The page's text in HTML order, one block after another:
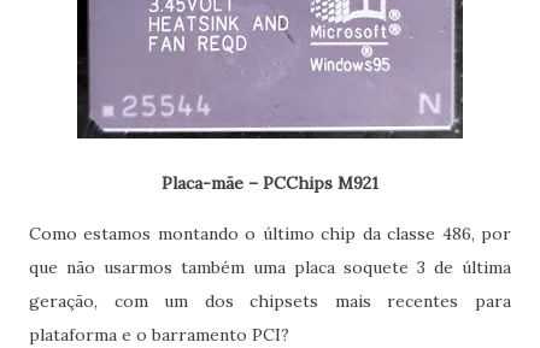
Placa-mãe – PCChips M921
Como estamos montando o último chip da classe 486, por
que não usarmos também uma placa soquete 3 de última
geração, com um dos chipsets mais recentes para
plataforma e o barramento PCI?